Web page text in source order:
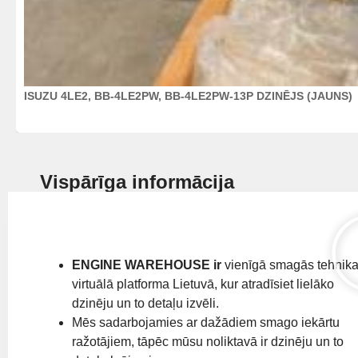
ISUZU 4LE2, BB-4LE2PW, BB-4LE2PW-13P DZINĒJS (JAUNS)
Vispārīga informācija
ENGINE WAREHOUSE ir vienīgā smagās
virtuālā platforma Lietuvā, kur atradīsiet lielāko
dzinēju un to detaļu izvēli.
Mēs sadarbojamies ar dažādiem smago iekārtu
ražotājiem, tāpēc mūsu noliktavā ir dzinēju un to